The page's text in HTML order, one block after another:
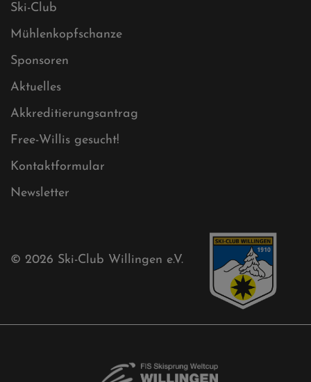
Cookies
Ski-Club
Mühlenkopfschanze
Sponsoren
Aktuelles
Akkreditierungsantrag
Free-Willis gesucht!
Kontaktformular